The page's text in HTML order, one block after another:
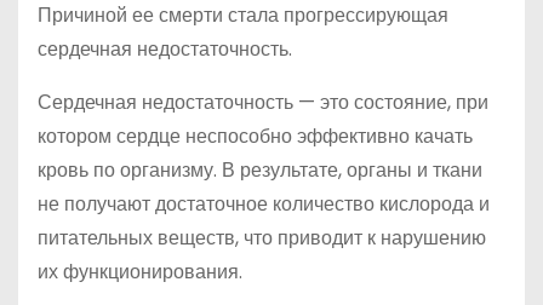
Причиной ее смерти стала прогрессирующая
сердечная недостаточность.
Сердечная недостаточность — это состояние, при
котором сердце неспособно эффективно качать
кровь по организму. В результате, органы и ткани
не получают достаточное количество кислорода и
питательных веществ, что приводит к нарушению
их функционирования.